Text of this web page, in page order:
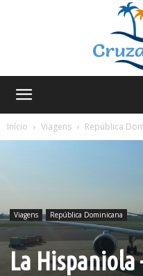
Início
Viagens República
Viagens República Dominicana
La Hispaniola